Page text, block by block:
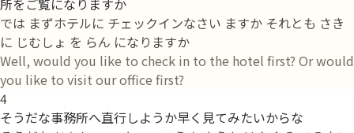
所をご覧になりますか
では まずホテルに チェックインなさい ますか それとも さき
に じむしょ を らん になりますか
Well, would you like to check in to the hotel first? Or would
you like to visit our office first?
4
そうだな事務所へ直行しようか早く見てみたいからな